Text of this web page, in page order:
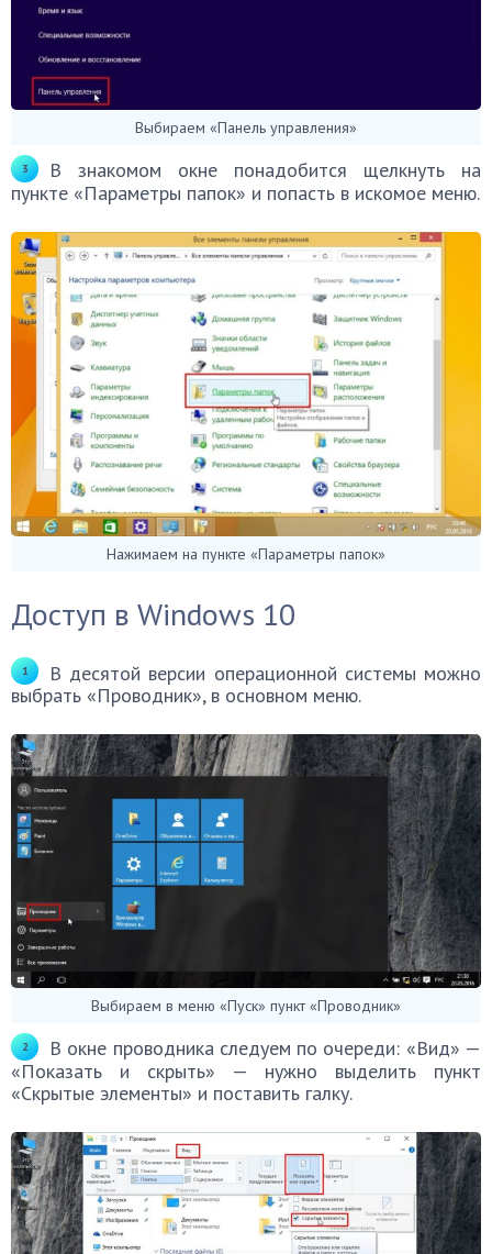
Выбираем «Панель управления»
В знакомом окне понадобится щелкнуть на
пункте «Параметры папок» и попасть в искомое меню.
Нажимаем на пункте «Параметры папок»
Доступ в Windows 10
В десятой версии операционной системы можно
выбрать «Проводник», в основном меню.
Выбираем в меню «Пуск» пункт «Проводник»
В окне проводника следуем по очереди: «Вид» —
«Показать и скрыть» — нужно выделить пункт
«Скрытые элементы» и поставить галку.